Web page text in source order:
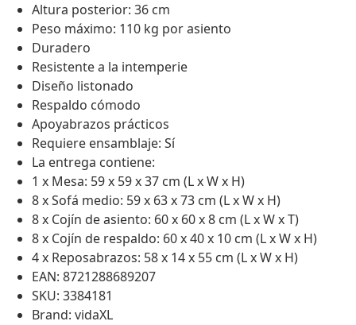
Altura posterior: 36 cm
Peso máximo: 110 kg por asiento
Duradero
Resistente a la intemperie
Diseño listonado
Respaldo cómodo
Apoyabrazos prácticos
Requiere ensamblaje: Sí
La entrega contiene:
1 x Mesa: 59 x 59 x 37 cm (L x W x H)
8 x Sofá medio: 59 x 63 x 73 cm (L x W x H)
8 x Cojín de asiento: 60 x 60 x 8 cm (L x W x T)
8 x Cojín de respaldo: 60 x 40 x 10 cm (L x W x H)
4 x Reposabrazos: 58 x 14 x 55 cm (L x W x H)
EAN: 8721288689207
SKU: 3384181
Brand: vidaXL